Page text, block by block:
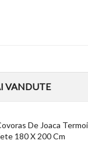
VANDUTE
De Joaca
180 X 200 Cm